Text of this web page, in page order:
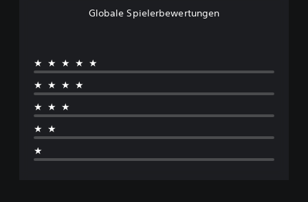
Globale Spielerbewertungen
★★★★★
★★★★
★★★
★★
★